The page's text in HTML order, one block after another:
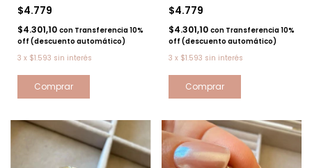
$4.779
$4.301,10 con Transferencia 10%
off (descuento automático)
3 x $1.593 sin interés
$4.779
$4.301,10 con Transferencia 10%
off (descuento automático)
3 x $1.593 sin interés